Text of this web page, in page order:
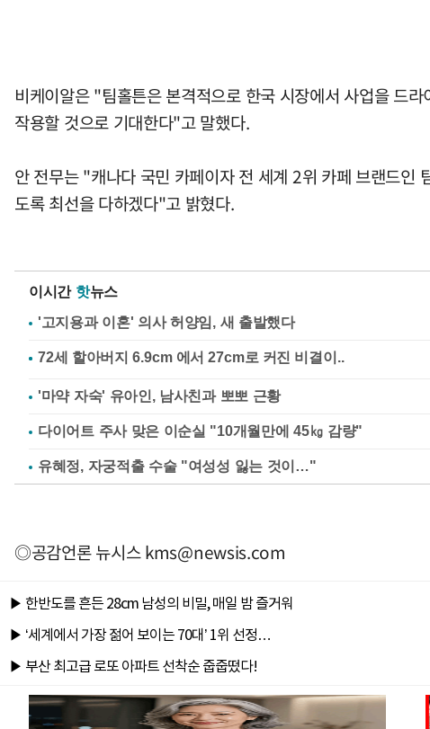
비케이알은 "팀홀튼은 본격적으로 한국 시장에서 사업을 드
작용할 것으로 기대한다"고 말했다.
안 전무는 "캐나다 국민 카페이자 전 세계 2위 카페 브랜드인
도록 최선을 다하겠다"고 밝혔다.
이시간 핫뉴스
'고지용과 이혼' 의사 허양임, 새 출발했다
'마약 자숙' 유아인, 남사친과 뽀뽀 근황
다이어트 주사 맞은 이순실 "10개월만에 45㎏ 감량"
유혜정, 자궁적출 수술 "여성성 잃는 것이…"
◎공감언론 뉴시스kms@newsis.com